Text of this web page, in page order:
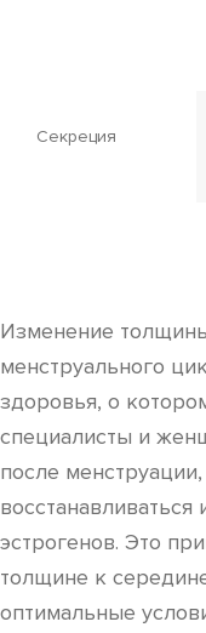
Секреция
Изменение
менструального
здоровья, о
специалисты и
после
эстрогенов. Это
толщине к
оптимальные